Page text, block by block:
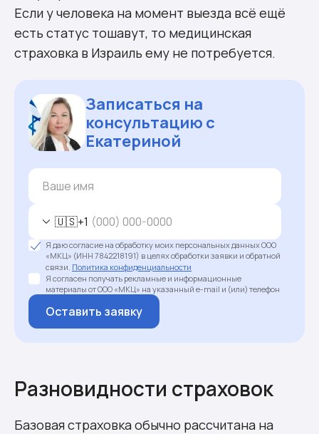
Если у человека на момент выезда всё ещё
есть статус тошавут, то медицинская
страховка в Израиль ему не потребуется.
Записаться на
консультацию с
Екатериной
🇺🇸+1
Я даю согласие на обработку моих персональных данных ООО
«МКЦ» (ИНН 7842218191) в целях обработки заявки и обратной
связи. Политика конфиденциальности
Я согласен получать рекламные и информационные
материалы от ООО «МКЦ» на указанный e-mail и (или) телефон
Оставить заявку
Разновидности страховок
Базовая страховка обычно рассчитана на